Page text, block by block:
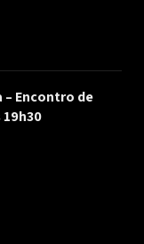
– Encontro de